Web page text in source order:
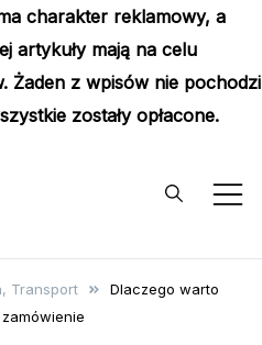
charakter reklamowy, a
artykuły mają na celu
Żaden z wpisów nie pochodzi
zostały opłacone.
Transport
Dlaczego warto